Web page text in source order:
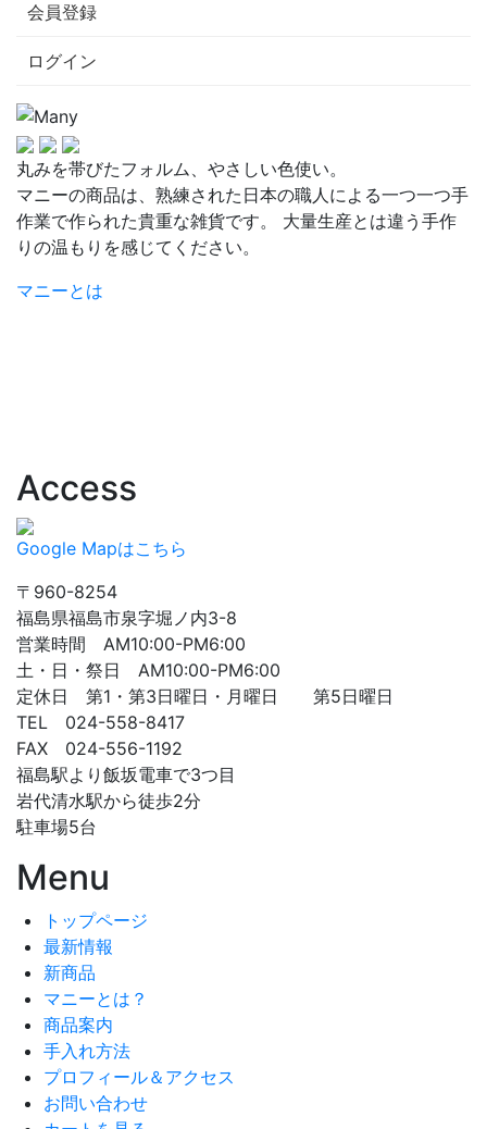
会員登録
ログイン
丸みを帯びたフォルム、やさしい色使い。
マニーの商品は、熟練された日本の職人による一つ一つ手
作業で作られた貴重な雑貨です。 大量生産とは違う手作
りの温もりを感じてください。
マニーとは
Access
Google Mapはこちら
〒960-8254
福島県福島市泉字堀ノ内3-8
営業時間 AM10:00-PM6:00
土・日・祭日 AM10:00-PM6:00
定休日 第1・第3日曜日・月曜日 第5日曜日
TEL 024-558-8417
FAX 024-556-1192
福島駅より飯坂電車で3つ目
岩代清水駅から徒歩2分
駐車場5台
Menu
トップページ
最新情報
新商品
マニーとは？
商品案内
手入れ方法
プロフィール＆アクセス
お問い合わせ